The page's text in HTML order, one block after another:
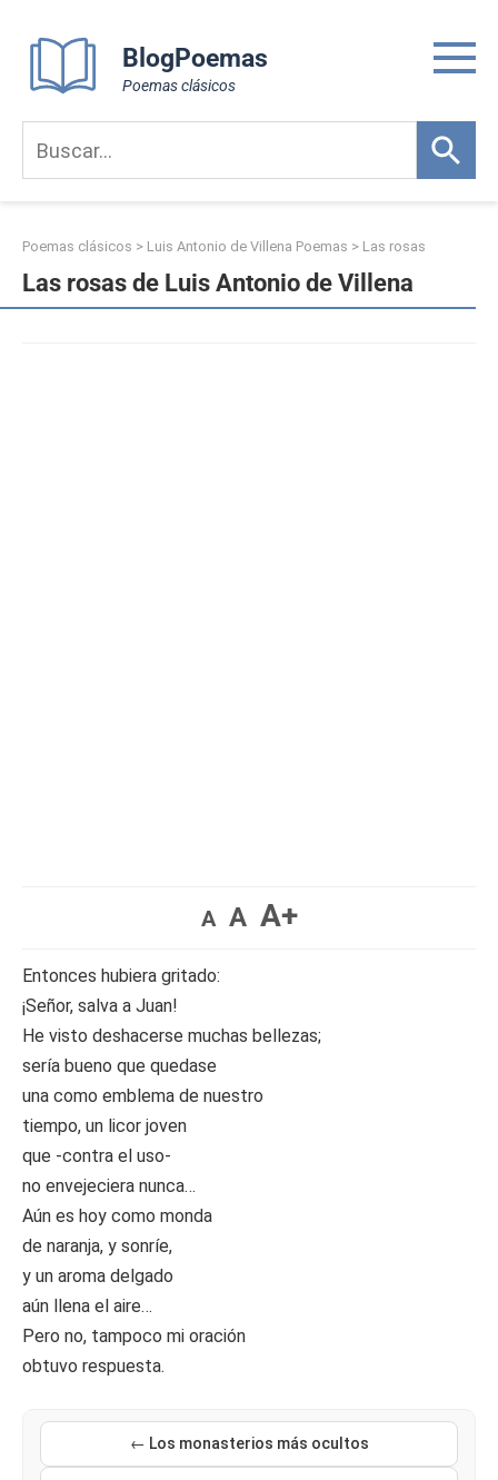
content
BlogPoemas
Poemas clásicos
Poemas clásicos > Luis Antonio de Villena Poemas > Las rosas
Las rosas de Luis Antonio de Villena
A A A+
Entonces hubiera gritado:
¡Señor, salva a Juan!
He visto deshacerse muchas bellezas;
sería bueno que quedase
una como emblema de nuestro
tiempo, un licor joven
que -contra el uso-
no envejeciera nunca…
Aún es hoy como monda
de naranja, y sonríe,
y un aroma delgado
aún llena el aire…
Pero no, tampoco mi oración
obtuvo respuesta.
← Los monasterios más ocultos